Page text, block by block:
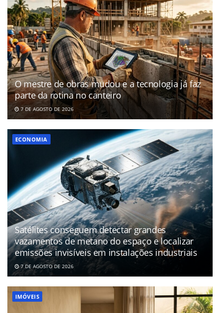
O mestre de obras mudou e a tecnologia já faz
parte da rotina no canteiro
7 DE AGOSTO DE 2026
ECONOMIA
Satélites conseguem detectar grandes
vazamentos de metano do espaço e localizar
emissões invisíveis em instalações industriais
7 DE AGOSTO DE 2026
IMÓVEIS